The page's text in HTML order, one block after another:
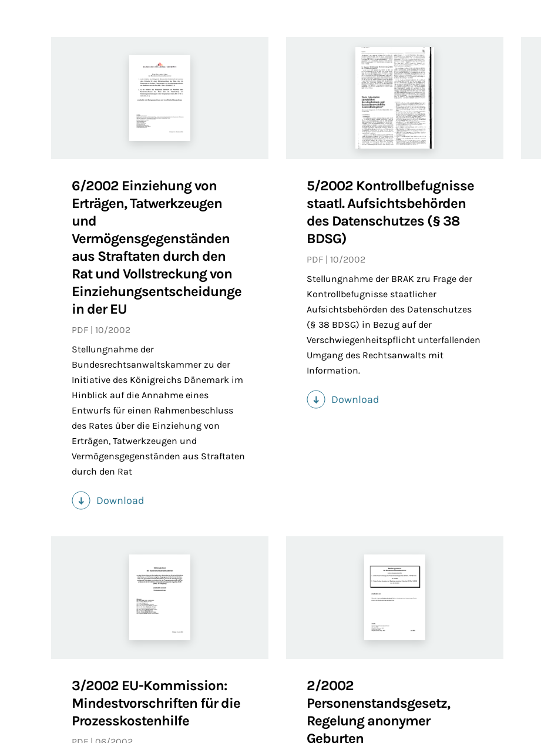
6/2002 Einziehung von
Erträgen, Tatwerkzeugen
und
Vermögensgegenständen
aus Straftaten durch den
Rat und Vollstreckung von
Einziehungsentscheidunge
in der EU
PDF
10/2002
Stellungnahme der
Bundesrechtsanwaltskammer zu der
Initiative des Königreichs Dänemark im
Hinblick auf die Annahme eines
Entwurfs für einen Rahmenbeschluss
des Rates über die Einziehung von
Erträgen, Tatwerkzeugen und
Vermögensgegenständen aus Straftaten
durch den Rat
Download
(PDF)
5/2002 Kontrollbefugnisse
staatl. Aufsichtsbehörden
des Datenschutzes (§ 38
BDSG)
PDF
10/2002
Stellungnahme der BRAK zru Frage der
Kontrollbefugnisse staatlicher
Aufsichtsbehörden des Datenschutzes
(§ 38 BDSG) in Bezug auf der
Verschwiegenheitspflicht unterfallenden
Umgang des Rechtsanwalts mit
Information.
Download
(PDF)
3/2002 EU-Kommission:
Mindestvorschriften für die
Prozesskostenhilfe
2/2002
Personenstandsgesetz,
Regelung anonymer
Geburten